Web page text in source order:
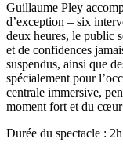
Guillaume Pley
d’exception – six
deux heures, le public
et de confidences
suspendus, ainsi que
spécialement pour
centrale immersive,
moment fort et du
Durée du spectacle :